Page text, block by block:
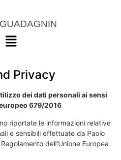
Privacy
dei dati personali ai sensi
679/2016
riportate le informazioni relative
e sensibili effettuate da Paolo
dell’Unione Europea